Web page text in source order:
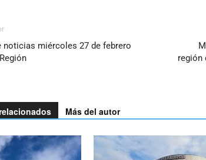
noticias miércoles 27 de febrero
región
Más del autor